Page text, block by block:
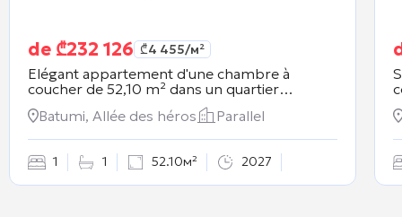
de ₾232 126 ₾4 455/м²
Elégant appartement d'une chambre à
coucher de 52,10 m² dans un quartier
Batumi, Allée des héros Parallel
1 1 52.10м² 2027